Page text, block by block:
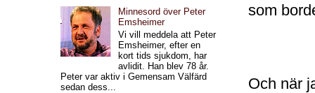
som
Och när
Minnesord över Peter
Emsheimer
Vi vill meddela att Peter
Emsheimer, efter en
kort tids sjukdom, har
avlidit. Han blev 78 år.
Peter var aktiv i Gemensam Välfärd
sedan dess...